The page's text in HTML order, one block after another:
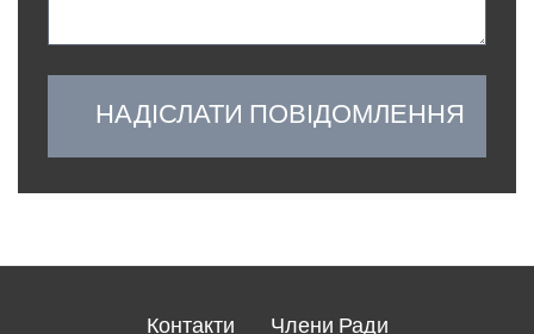
НАДІСЛАТИ ПОВІДОМЛЕННЯ
Контакти
Члени Ради